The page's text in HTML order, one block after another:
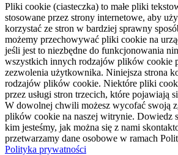
Pliki cookie (ciasteczka) to małe pliki
stosowane przez strony internetowe, aby
korzystać ze stron w bardziej sprawny
możemy przechowywać pliki cookie na
jeśli jest to niezbędne do funkcjonowania
wszystkich innych rodzajów plików cookie
zezwolenia użytkownika. Niniejsza strona
rodzajów plików cookie. Niektóre pliki
przez usługi stron trzecich, które pojawiają
W dowolnej chwili możesz wycofać swoją
plików cookie na naszej witrynie. Dowiedz
kim jesteśmy, jak można się z nami
przetwarzamy dane osobowe w ramach
Polityka prywatności